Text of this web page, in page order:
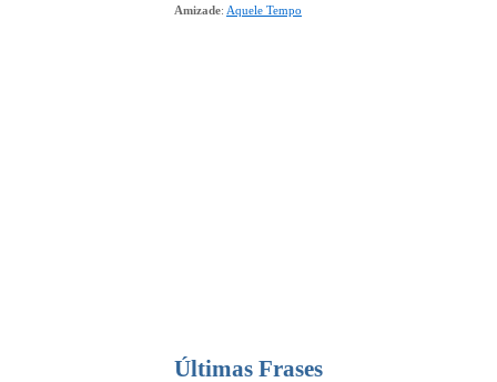
Amizade: Aquele Tempo
Últimas Frases